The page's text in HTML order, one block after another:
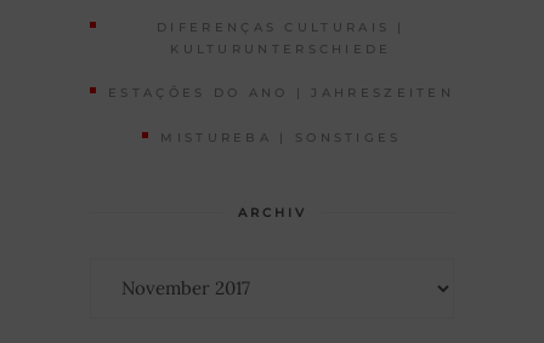
DIFERENÇAS CULTURAIS |
KULTURUNTERSCHIEDE
ESTAÇÕES DO ANO | JAHRESZEITEN
MISTUREBA | SONSTIGES
ARCHIV